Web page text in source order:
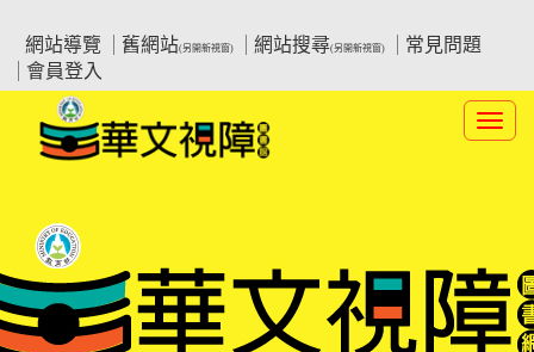
要
網站導覽
舊網站(另開新視窗) 網站搜尋(另開新視窗)
常見問題
會員登入